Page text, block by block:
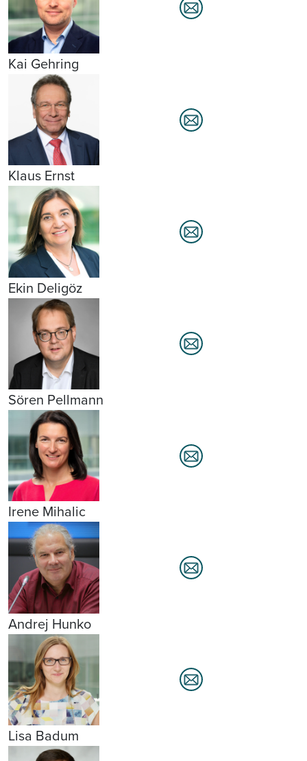
Kai Gehring
Klaus Ernst
Ekin Deligöz
Sören Pellmann
Irene Mihalic
Andrej Hunko
Lisa Badum